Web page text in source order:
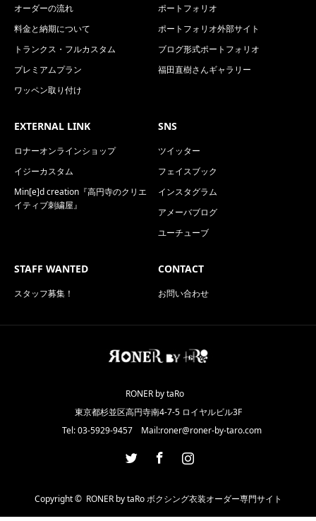
オーダーの流れ
料金と納期について
トランクス・フルカスタム
プレミアムプラン
ワッペン取り付け
ポートフォリオ
ポートフォリオ外部サイト
ブログ形式ポートフォリオ
福田直樹さんギャラリー
EXTERNAL LINK
ロナーオンラインショップ
イジーカスタム
Min[e]d creation『高円寺のクリエ
イティブ刺繍屋』
SNS
ツイッター
フェイスブック
インスタグラム
アメーバブログ
ユーチューブ
STAFF WANTED
スタッフ募集！
CONTACT
お問い合わせ
RONER by taRo
東京都杉並区高円寺南4-7-5 ロイヤルビル3F
Tel: 03-5929-9457 Mail:roner@roner-by-taro.com
Copyright © RONER by taRo ボクシング衣装オーダー専門サイト